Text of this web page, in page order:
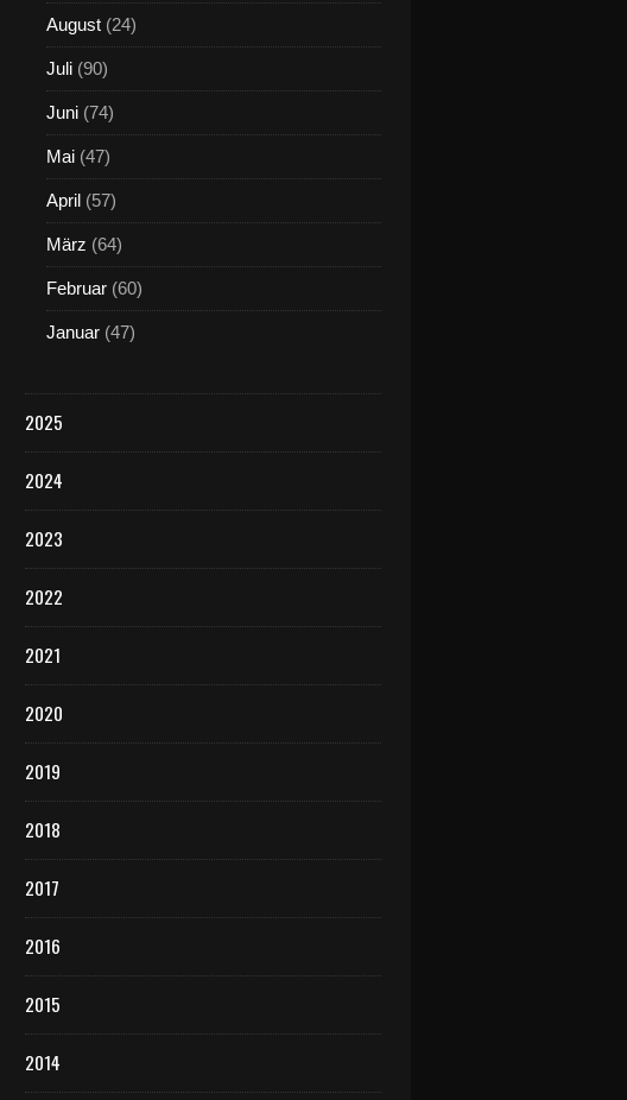
August (24)
Juli (90)
Juni (74)
Mai (47)
April (57)
März (64)
Februar (60)
Januar (47)
2025
2024
2023
2022
2021
2020
2019
2018
2017
2016
2015
2014